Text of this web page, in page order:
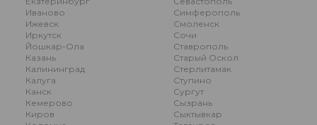
Иваново
Ижевск
Иркутск
Йошкар-Ола
Казань
Калининград
Калуга
Канск
Кемерово
Киров
Симферополь
Смоленск
Сочи
Ставрополь
Старый Оскол
Стерлитамак
Ступино
Сургут
Сызрань
Сыктывкар